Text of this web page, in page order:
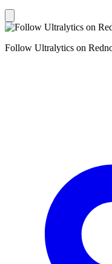
Follow Ultralytics on